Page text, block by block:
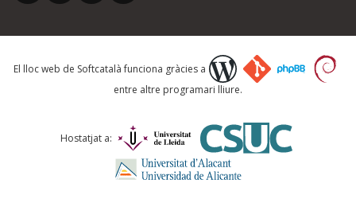
Què proposeu?
Comentari *
El lloc web de Softcatalà funciona gràcies a
entre altre programari lliure.
Hostatjat a: